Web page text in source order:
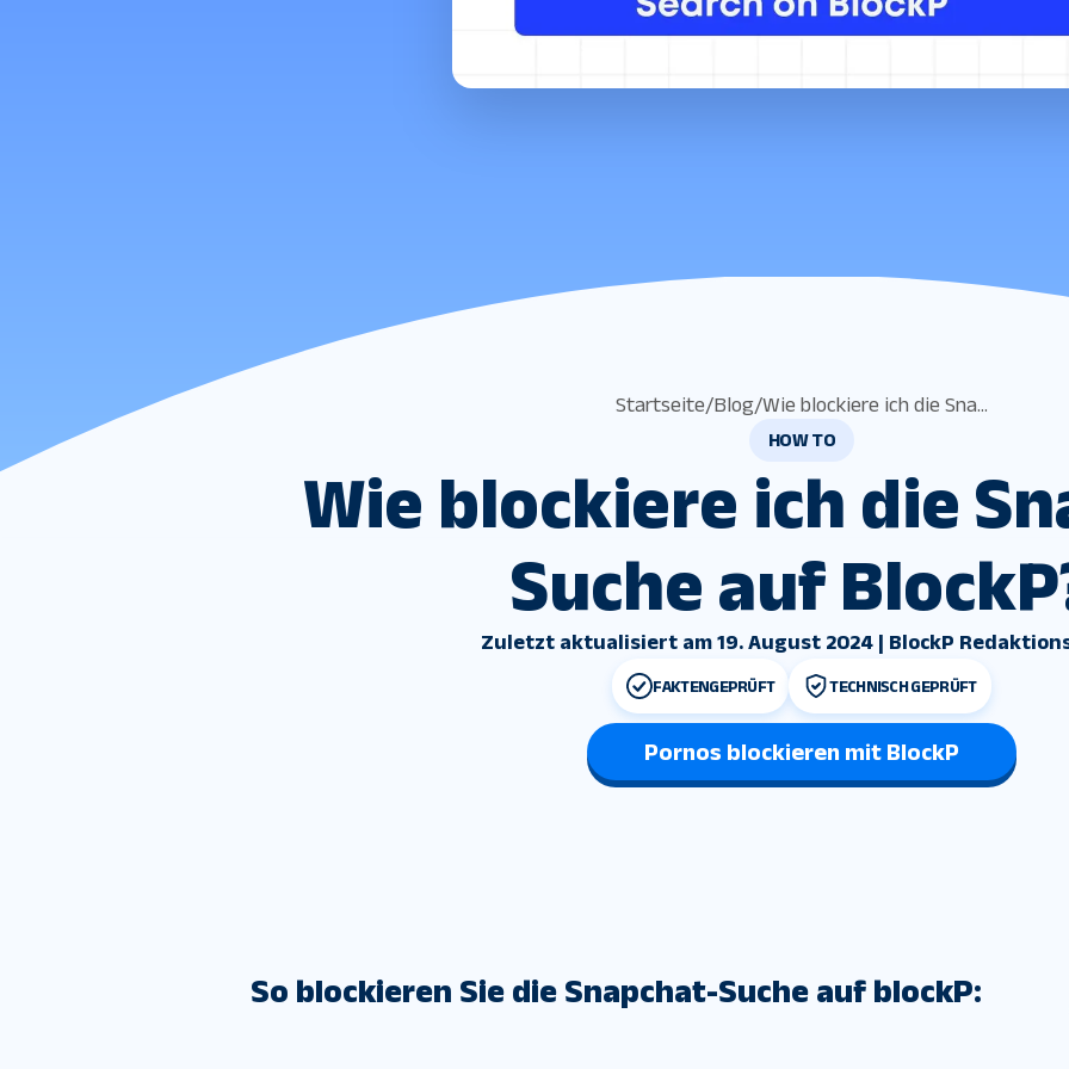
Startseite/Blog/Wie blockiere ich die Sna...
HOW TO
Wie blockiere ich die
Suche auf
Zuletzt aktualisiert am 19. August 2024 | BlockP
FAKTENGEPRÜFT TECHNISCH GEPRÜFT
Pornos blockieren mit BlockP
So blockieren Sie die Snapchat-Suche auf blockP: